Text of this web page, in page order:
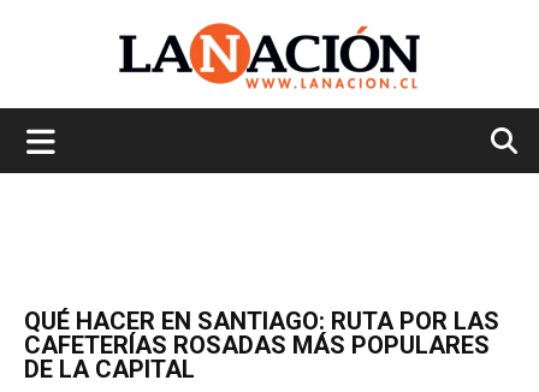
QUÉ HACER EN SANTIAGO: RUTA POR LAS
CAFETERÍAS ROSADAS MÁS POPULARES
DE LA CAPITAL